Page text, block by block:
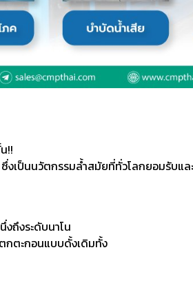
!!
งเป็นนวัตกรรมล้ำสมัยที่ทั่วโลกยอมรับแ
งถึงระดับนาโน
กตะกอนแบบดั้งเดิมทั้ง